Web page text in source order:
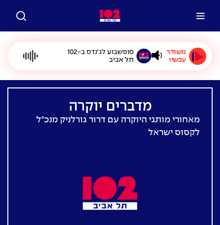
משודר
עכשיו
סופשבוע לג'נדס ב-102
תל אביב
מדברים יוקרה
מאחורי מותגי היוקרה עם דרור גורלניק מנכ"ל
לקסוס ישראל